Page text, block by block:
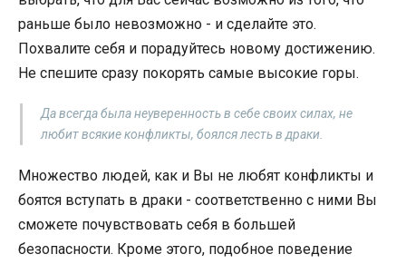
раньше было невозможно - и сделайте это.
Похвалите себя и порадуйтесь новому достижению.
Не спешите сразу покорять самые высокие горы.
Да всегда была неуверенность в себе своих силах, не
любит всякие конфликты, боялся лесть в драки.
Множество людей, как и Вы не любят конфликты и
боятся вступать в драки - соответственно с ними Вы
сможете почувствовать себя в большей
безопасности. Кроме этого, подобное поведение